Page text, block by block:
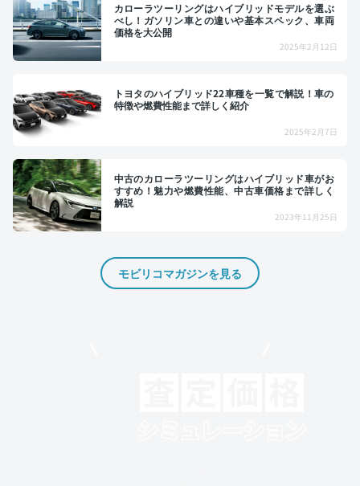
カローラツーリングはハイブリッドモデルを選ぶ
べし！ガソリン車との違いや基本スペック、車両
価格を大公開
2025年2月12日
トヨタのハイブリッド22車種を一覧で解説！車の
特徴や燃費性能まで詳しく紹介
2025年2月7日
中古のカローラツーリングはハイブリッド車がお
すすめ！魅力や燃費性能、中古車価格まで詳しく
解説
2023年11月25日
モビリコマガジンを見る